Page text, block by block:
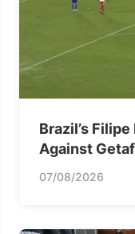
Brazil’s
Against
07/08/2026